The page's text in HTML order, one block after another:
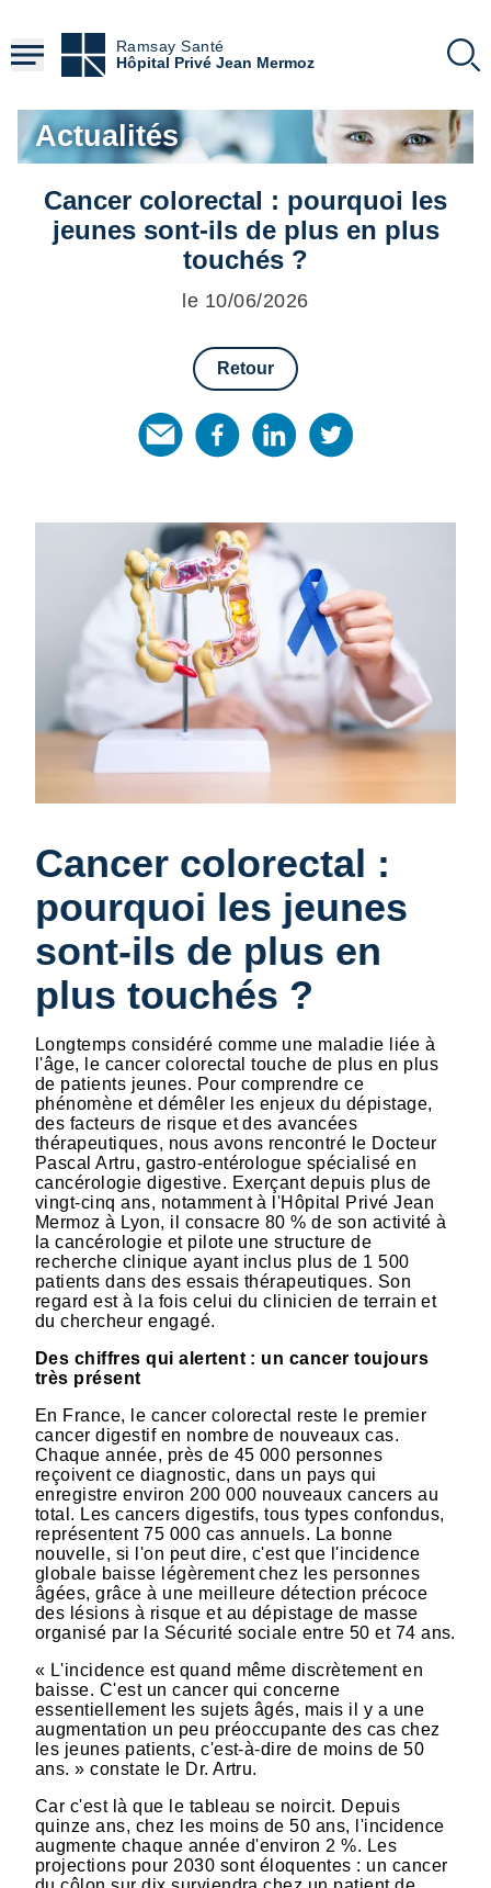
contenu
principal
Ramsay Santé
Hôpital Privé Jean Mermoz
Actualités
Cancer colorectal : pourquoi les
jeunes sont-ils de plus en plus
touchés ?
le 10/06/2026
Retour
Cancer colorectal :
pourquoi les jeunes
sont-ils de plus en
plus touchés ?
Longtemps considéré comme une maladie liée à
l'âge, le cancer colorectal touche de plus en plus
de patients jeunes. Pour comprendre ce
phénomène et démêler les enjeux du dépistage,
des facteurs de risque et des avancées
thérapeutiques, nous avons rencontré le Docteur
Pascal Artru, gastro-entérologue spécialisé en
cancérologie digestive. Exerçant depuis plus de
vingt-cinq ans, notamment à l'Hôpital Privé Jean
Mermoz à Lyon, il consacre 80 % de son activité à
la cancérologie et pilote une structure de
recherche clinique ayant inclus plus de 1 500
patients dans des essais thérapeutiques. Son
regard est à la fois celui du clinicien de terrain et
du chercheur engagé.
Des chiffres qui alertent : un cancer toujours
très présent
En France, le cancer colorectal reste le premier
cancer digestif en nombre de nouveaux cas.
Chaque année, près de 45 000 personnes
reçoivent ce diagnostic, dans un pays qui
enregistre environ 200 000 nouveaux cancers au
total. Les cancers digestifs, tous types confondus,
représentent 75 000 cas annuels. La bonne
nouvelle, si l'on peut dire, c'est que l'incidence
globale baisse légèrement chez les personnes
âgées, grâce à une meilleure détection précoce
des lésions à risque et au dépistage de masse
organisé par la Sécurité sociale entre 50 et 74 ans.
« L'incidence est quand même discrètement en
baisse. C'est un cancer qui concerne
essentiellement les sujets âgés, mais il y a une
augmentation un peu préoccupante des cas chez
les jeunes patients, c'est-à-dire de moins de 50
ans. » constate le Dr. Artru.
Car c'est là que le tableau se noircit. Depuis
quinze ans, chez les moins de 50 ans, l'incidence
augmente chaque année d'environ 2 %. Les
projections pour 2030 sont éloquentes : un cancer